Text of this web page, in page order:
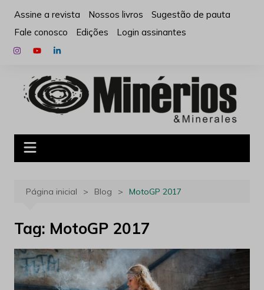
para
conteúdo
Assine a revista Nossos livros
Sugestão de pauta
Fale conosco
Edições Login assinantes
Página inicial Blog MotoGP 2017
Tag: MotoGP 2017